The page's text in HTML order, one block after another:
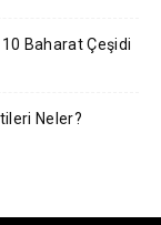
10 Baharat Çeşidi
Neler?